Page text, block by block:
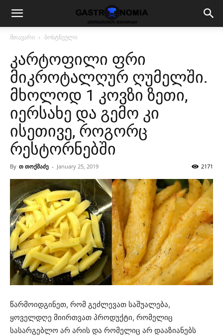
მთავარი ბოსტნეული
კარტოფილი ფრი
მიკროტალღურ ღუმელში.
მხოლოდ 1 კოვზი ზეთი,
იერსახე და გემო კი
ისეთივე, როგორც
რესტორნებში
By თ თოქმაძე - January 25, 2019 2171
წარმოიდგინეთ, რომ გეძლევათ საშუალება,
ყოველდღე მიირთვათ პროდუქტი, რომელიც
სასარგებლო არ არის და რომელიც არ დააზიანებს